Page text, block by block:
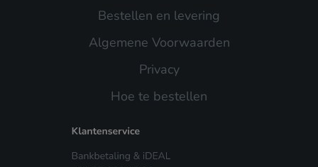
Bestellen en levering
Algemene Voorwaarden
Privacy
Hoe te bestellen